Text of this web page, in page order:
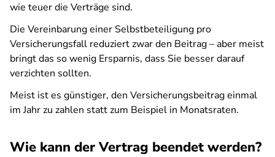
wie teuer die Verträge sind.
Die Vereinbarung einer Selbstbeteiligung pro
Versicherungsfall reduziert zwar den Beitrag – aber meist
bringt das so wenig Ersparnis, dass Sie besser darauf
verzichten sollten.
Meist ist es günstiger, den Versicherungsbeitrag einmal
im Jahr zu zahlen statt zum Beispiel in Monatsraten.
Wie kann der Vertrag beendet werden?